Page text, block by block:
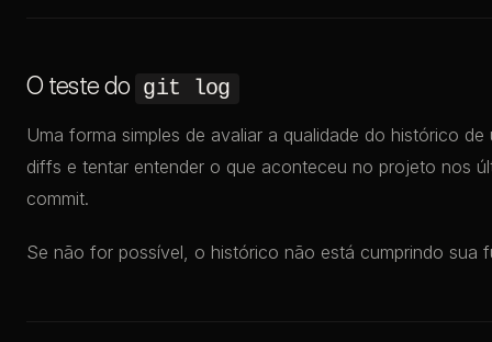
O teste do git log
Uma forma simples de avaliar a qualidade do histórico
diffs e tentar entender o que aconteceu no projeto nos
commit.
Se não for possível, o histórico não está cumprindo sua